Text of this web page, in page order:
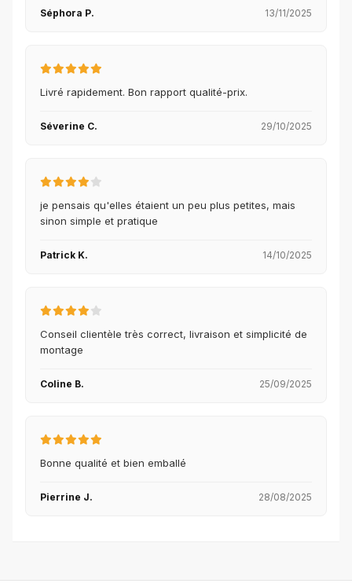
Séphora P. 13/11/2025
Livré rapidement. Bon rapport qualité-prix.
Séverine C. 29/10/2025
je pensais qu'elles étaient un peu plus petites, mais
sinon simple et pratique
Patrick K. 14/10/2025
Conseil clientèle très correct, livraison et simplicité de
montage
Coline B. 25/09/2025
Bonne qualité et bien emballé
Pierrine J. 28/08/2025